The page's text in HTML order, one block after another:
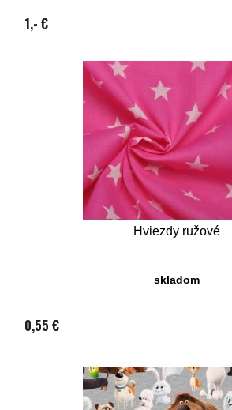
1,- €
Hviezdy ružové
skladom
0,55 €